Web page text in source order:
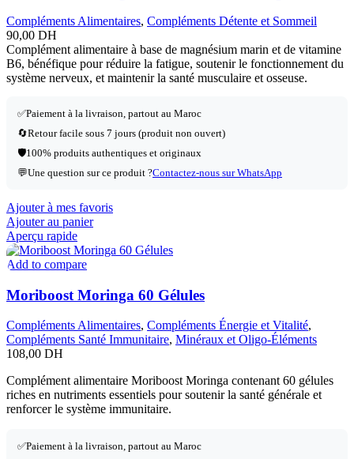
Compléments Alimentaires, Compléments Détente et Sommeil
90,00 DH
Complément alimentaire à base de magnésium marin et de vitamine
B6, bénéfique pour réduire la fatigue, soutenir le fonctionnement du
système nerveux, et maintenir la santé musculaire et osseuse.
✅Paiement à la livraison, partout au Maroc
🔄Retour facile sous 7 jours (produit non ouvert)
🛡️100% produits authentiques et originaux
💬Une question sur ce produit ?Contactez-nous sur WhatsApp
Ajouter à mes favoris
Ajouter au panier
Aperçu rapide
Add to compare
Moriboost Moringa 60 Gélules
Compléments Alimentaires, Compléments Énergie et Vitalité,
Compléments Santé Immunitaire, Minéraux et Oligo-Éléments
108,00 DH
Complément alimentaire Moriboost Moringa contenant 60 gélules
riches en nutriments essentiels pour soutenir la santé générale et
renforcer le système immunitaire.
✅Paiement à la livraison, partout au Maroc